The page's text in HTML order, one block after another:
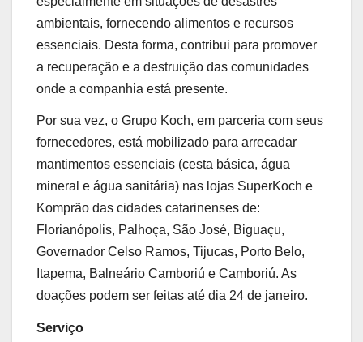
ambientais, fornecendo alimentos e recursos
essenciais. Desta forma, contribui para promover
a recuperação e a destruição das comunidades
onde a companhia está presente.
Por sua vez, o Grupo Koch, em parceria com seus
fornecedores, está mobilizado para arrecadar
mantimentos essenciais (cesta básica, água
mineral e água sanitária) nas lojas SuperKoch e
Komprão das cidades catarinenses de:
Florianópolis, Palhoça, São José, Biguaçu,
Governador Celso Ramos, Tijucas, Porto Belo,
Itapema, Balneário Camboriú e Camboriú. As
doações podem ser feitas até dia 24 de janeiro.
Serviço